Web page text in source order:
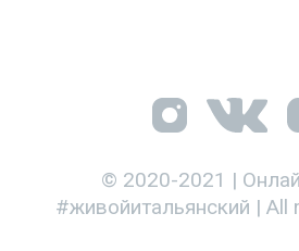
© 2020-2021 |
#живойитальянский | All